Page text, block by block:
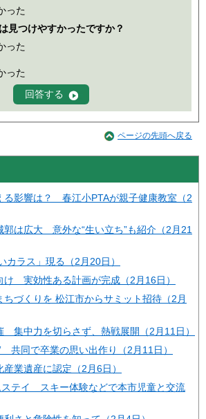
った
見つけやすかったですか？
った
った
ページの先頭へ戻る
る影響は？ 春江小PTAが親子健康教室（2
郭は広大 意外な“生い立ち”も紹介（2月21
カラス」現る（2月20日）
け 実効性ある計画が完成（2月16日）
づくりを 松江市からサミット招待（2月
集中力を切らさず、熱戦展開（2月11日）
共同で卒業の思い出作り（2月11日）
業遺産に認定（2月6日）
ステイ スキー体験などで本市児童と交流